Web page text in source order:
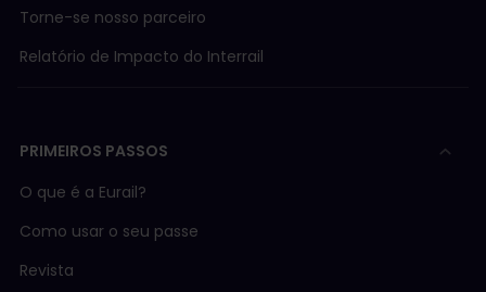
Torne-se nosso parceiro
Relatório de Impacto do Interrail
PRIMEIROS PASSOS
O que é a Eurail?
Como usar o seu passe
Revista